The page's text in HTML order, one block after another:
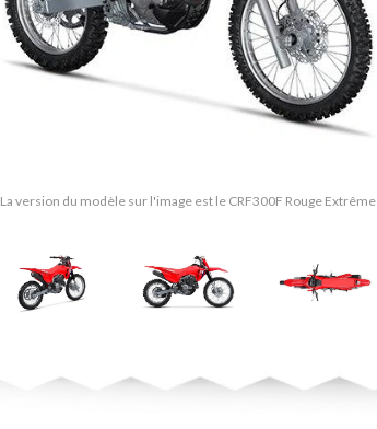
La version du modèle sur l'image est le CRF300F Rouge Extrême